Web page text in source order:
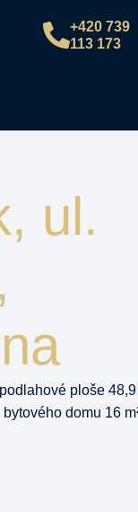
+420 739
113 173
ul.
ploše 48,9
domu 16